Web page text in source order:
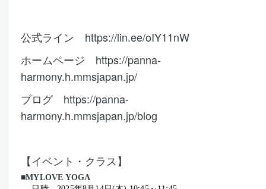
公式ライン https://lin.ee/oIY11nW
ホームページ https://panna-
harmony.h.mmsjapan.jp/
ブログ https://panna-
harmony.h.mmsjapan.jp/blog
【イベント・クラス】
■MYLOVE YOGA